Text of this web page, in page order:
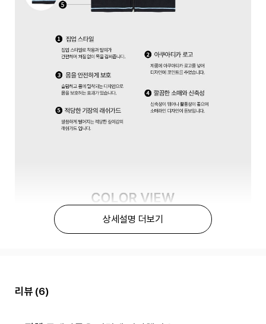
상세설명 더보기
리뷰 (6)